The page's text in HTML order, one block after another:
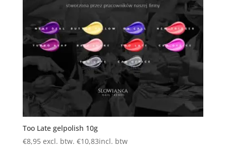
Too Late gelpolish 10g
€8,95 excl. btw. €10,83incl. btw